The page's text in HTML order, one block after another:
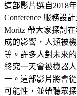
這部影片選自2018
Conference 服務設
Moritz 帶大家探討
成的影響，人類被
等。許多人對未來
終究一天會被機器
一。這部影片將會
可能性，並帶聽眾